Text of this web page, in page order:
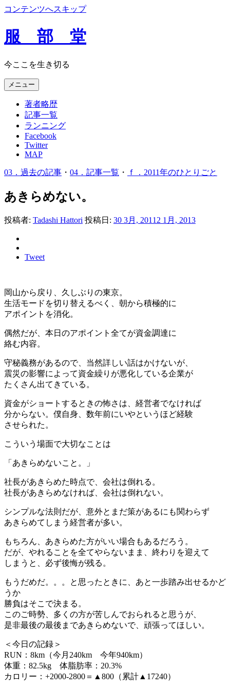
コンテンツへスキップ
服 部 堂
今ここを生き切る
メニュー
著者略歴
記事一覧
ランニング
Facebook
Twitter
MAP
03．過去の記事 ・ 04．記事一覧 ・ ｆ．2011年のひとりごと
あきらめない。
投稿者: Tadashi Hattori 投稿日: 30 3月, 2011 2 1月, 2013
Tweet
岡山から戻り、久しぶりの東京。
生活モードを切り替えるべく、朝から積極的に
アポイントを消化。
偶然だが、本日のアポイント全てが資金調達に
絡む内容。
守秘義務があるので、当然詳しい話はかけないが、
震災の影響によって資金繰りが悪化している企業が
たくさん出てきている。
資金がショートするときの怖さは、経営者でなければ
分からない。僕自身、数年前にいやというほど経験
させられた。
こういう場面で大切なことは
「あきらめないこと。」
社長があきらめた時点で、会社は倒れる。
社長があきらめなければ、会社は倒れない。
シンプルな法則だが、意外とまだ策があるにも関わらず
あきらめてしまう経営者が多い。
もちろん、あきらめた方がいい場合もあるだろう。
だが、やれることを全てやらないまま、終わりを迎えて
しまうと、必ず後悔が残る。
もうだめだ。。。と思ったときに、あと一歩踏み出せるかど
うか
勝負はそこで決まる。
このご時勢、多くの方が苦しんでおられると思うが、
是非最後の最後まであきらめないで、頑張ってほしい。
＜今日の記録＞
RUN：8km（今月240km 今年940km）
体重：82.5kg 体脂肪率：20.3%
カロリー：+2000-2800＝▲800（累計▲17240）